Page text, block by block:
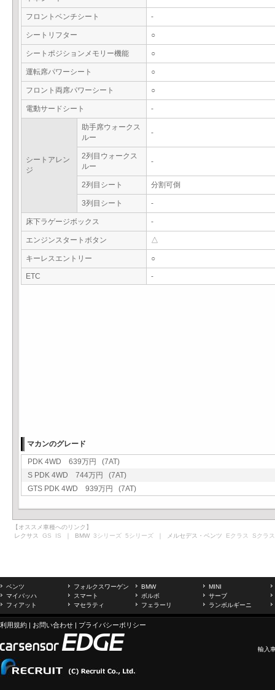
フロントベンチシート -
シートリフター ○
シートポジションメモリー機能 ○
運転席パワーシート ○
フロント両席パワーシート ○
電動サードシート -
シートアレン
ジ
助手席ウォークス
ルー
-
2列目ウォークス
ルー
-
2列目シート 分割可倒
3列目シート -
床下ラゲージボックス -
エンジンスタートボタン △
キーレスエントリー ○
ETC -
マカンのグレード
PDK 4WD 639万円 (7AT)
S PDK 4WD 744万円 (7AT)
GTS PDK 4WD 939万円 (7AT)
【オススメ車種へのリンク】
レクサス GS IS ｜ BMW 3シリーズ 5シリーズ ｜ メルセデス・ベンツ Eクラス Sクラス
ベンツ フォルクスワーゲン BMW
MINI
マイバッハ
スマート ボルボ
サーブ
フィアット
マセラティ フェラーリ ランボルギーニ
利用規約 | お問い合わせ | プライバシーポリシー
輸入